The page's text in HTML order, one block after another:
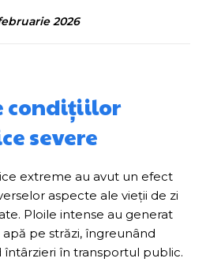
2026
condițiilor
severe
extreme au avut un efect
aspecte ale vieții de zi
Ploile intense au generat
pe străzi, îngreunând
întârzieri în transportul public.